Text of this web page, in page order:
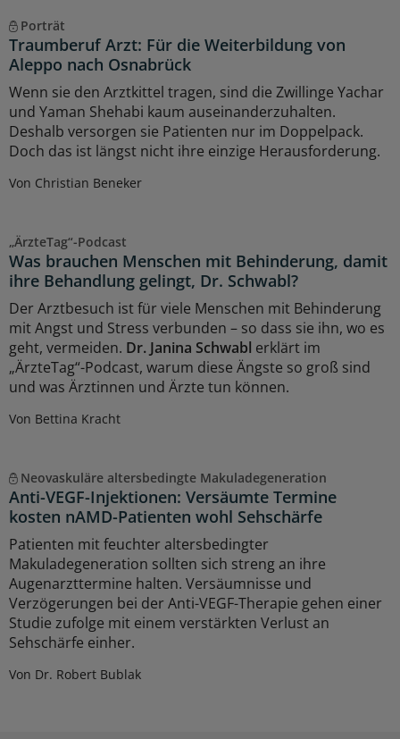
Porträt
Traumberuf Arzt: Für die Weiterbildung von
Aleppo nach Osnabrück
Wenn sie den Arztkittel tragen, sind die Zwillinge Yachar
und Yaman Shehabi kaum auseinanderzuhalten.
Deshalb versorgen sie Patienten nur im Doppelpack.
Doch das ist längst nicht ihre einzige Herausforderung.
Von Christian Beneker
„ÄrzteTag“-Podcast
Was brauchen Menschen mit Behinderung, damit
ihre Behandlung gelingt, Dr. Schwabl?
Der Arztbesuch ist für viele Menschen mit Behinderung
mit Angst und Stress verbunden – so dass sie ihn, wo es
geht, vermeiden. Dr. Janina Schwabl erklärt im
„ÄrzteTag“-Podcast, warum diese Ängste so groß sind
und was Ärztinnen und Ärzte tun können.
Von Bettina Kracht
Neovaskuläre altersbedingte Makuladegeneration
Anti-VEGF-Injektionen: Versäumte Termine
kosten nAMD-Patienten wohl Sehschärfe
Patienten mit feuchter altersbedingter
Makuladegeneration sollten sich streng an ihre
Augenarzttermine halten. Versäumnisse und
Verzögerungen bei der Anti-VEGF-Therapie gehen einer
Studie zufolge mit einem verstärkten Verlust an
Sehschärfe einher.
Von Dr. Robert Bublak